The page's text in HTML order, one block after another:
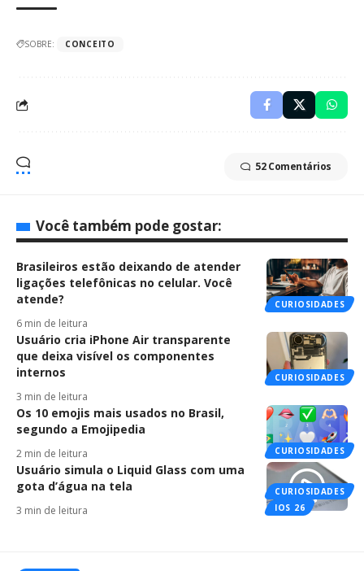
SOBRE: CONCEITO
52 Comentários
Você também pode gostar:
CURIOSIDADES
Brasileiros estão deixando de atender
ligações telefônicas no celular. Você
atende?
6 min de leitura
CURIOSIDADES
Usuário cria iPhone Air transparente
que deixa visível os componentes
internos
3 min de leitura
CURIOSIDADES
Os 10 emojis mais usados no Brasil,
segundo a Emojipedia
2 min de leitura
CURIOSIDADES
IOS 26
Usuário simula o Liquid Glass com uma
gota d’água na tela
3 min de leitura